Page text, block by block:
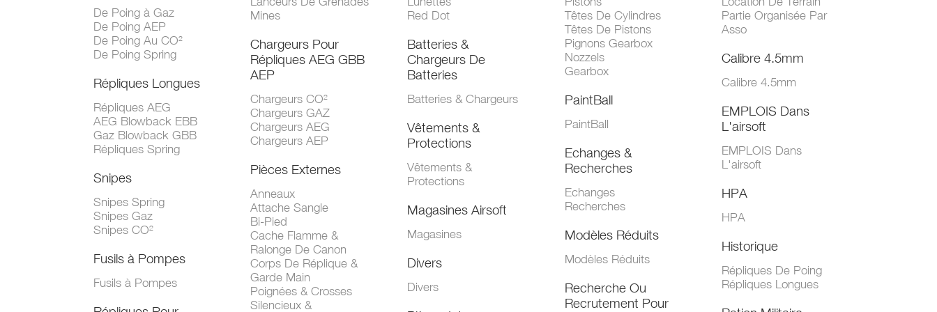
De Poing à Gaz
De Poing AEP
De Poing Au CO²
De Poing Spring
Répliques Longues
Répliques AEG
AEG Blowback EBB
Gaz Blowback GBB
Répliques Spring
Snipes
Snipes Spring
Snipes Gaz
Snipes CO²
Fusils à Pompes
Fusils à Pompes
Mines
Chargeurs Pour
Répliques AEG GBB
AEP
Chargeurs CO²
Chargeurs GAZ
Chargeurs AEG
Chargeurs AEP
Pièces Externes
Anneaux
Attache Sangle
Bi-Pied
Cache Flamme &
Ralonge De Canon
Corps De Réplique &
Garde Main
Poignées & Crosses
Silencieux &
Red Dot
Batteries &
Chargeurs De
Batteries
Batteries & Chargeurs
Vêtements &
Protections
Vêtements &
Protections
Magasines Airsoft
Magasines
Divers
Divers
Têtes De Cylindres
Têtes De Pistons
Pignons Gearbox
Nozzels
Gearbox
PaintBall
PaintBall
Echanges &
Recherches
Echanges
Recherches
Modèles Réduits
Modèles Réduits
Recherche Ou
Recrutement Pour
Partie Organisée Par
Asso
Calibre 4.5mm
Calibre 4.5mm
EMPLOIS Dans
L'airsoft
EMPLOIS Dans
L'airsoft
HPA
HPA
Historique
Répliques De Poing
Répliques Longues